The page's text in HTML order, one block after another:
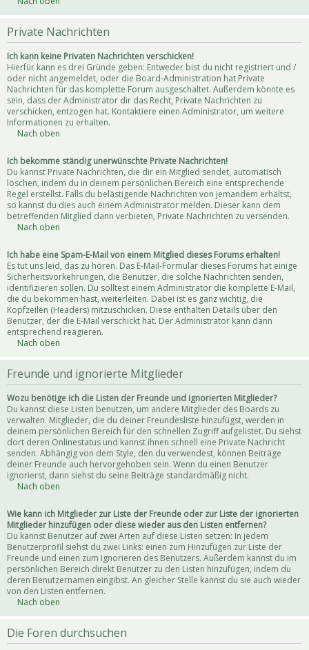
Private Nachrichten
Ich kann keine Privaten Nachrichten verschicken!
Hierfür kann es drei Gründe geben: Entweder bist du nicht registriert und /
oder nicht angemeldet, oder die Board-Administration hat Private
Nachrichten für das komplette Forum ausgeschaltet. Außerdem könnte es
sein, dass der Administrator dir das Recht, Private Nachrichten zu
verschicken, entzogen hat. Kontaktiere einen Administrator, um weitere
Informationen zu erhalten.
Nach oben
Ich bekomme ständig unerwünschte Private Nachrichten!
Du kannst Private Nachrichten, die dir ein Mitglied sendet, automatisch
löschen, indem du in deinem persönlichen Bereich eine entsprechende
Regel erstellst. Falls du belästigende Nachrichten von jemandem erhältst,
so kannst du dies auch einem Administrator melden. Dieser kann dem
betreffenden Mitglied dann verbieten, Private Nachrichten zu versenden.
Nach oben
Ich habe eine Spam-E-Mail von einem Mitglied dieses Forums erhalten!
Es tut uns leid, das zu hören. Das E-Mail-Formular dieses Forums hat einige
Sicherheitsvorkehrungen, die Benutzer, die solche Nachrichten senden,
identifizieren sollen. Du solltest einem Administrator die komplette E-Mail,
die du bekommen hast, weiterleiten. Dabei ist es ganz wichtig, die
Kopfzeilen (Headers) mitzuschicken. Diese enthalten Details über den
Benutzer, der die E-Mail verschickt hat. Der Administrator kann dann
entsprechend reagieren.
Nach oben
Freunde und ignorierte Mitglieder
Wozu benötige ich die Listen der Freunde und ignorierten Mitglieder?
Du kannst diese Listen benutzen, um andere Mitglieder des Boards zu
verwalten. Mitglieder, die du deiner Freundesliste hinzufügst, werden in
deinem persönlichen Bereich für den schnellen Zugriff aufgelistet. Du siehst
dort deren Onlinestatus und kannst ihnen schnell eine Private Nachricht
senden. Abhängig von dem Style, den du verwendest, können Beiträge
deiner Freunde auch hervorgehoben sein. Wenn du einen Benutzer
ignorierst, dann siehst du seine Beiträge standardmäßig nicht.
Nach oben
Wie kann ich Mitglieder zur Liste der Freunde oder zur Liste der ignorierten
Mitglieder hinzufügen oder diese wieder aus den Listen entfernen?
Du kannst Benutzer auf zwei Arten auf diese Listen setzen: In jedem
Benutzerprofil siehst du zwei Links: einen zum Hinzufügen zur Liste der
Freunde und einen zum Ignorieren des Benutzers. Außerdem kannst du im
persönlichen Bereich direkt Benutzer zu den Listen hinzufügen, indem du
deren Benutzernamen eingibst. An gleicher Stelle kannst du sie auch wieder
von den Listen entfernen.
Nach oben
Die Foren durchsuchen